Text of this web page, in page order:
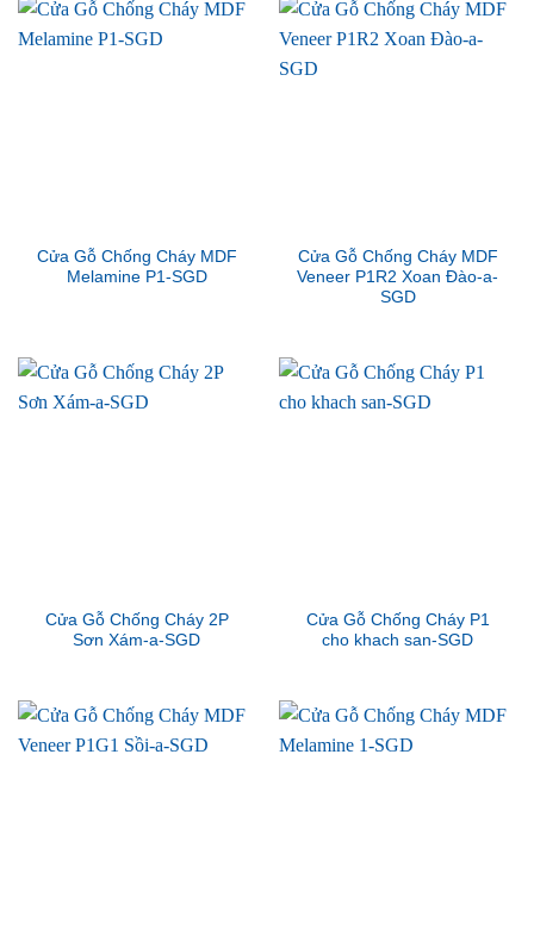
Cửa Gỗ Chống Cháy MDF
Melamine P1-SGD
Cửa Gỗ Chống Cháy MDF
Veneer P1R2 Xoan Đào-a-
SGD
Cửa Gỗ Chống Cháy 2P
Sơn Xám-a-SGD
Cửa Gỗ Chống Cháy P1
cho khach san-SGD